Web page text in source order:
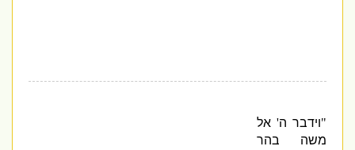
וידבר ה 'אל
משה בהר